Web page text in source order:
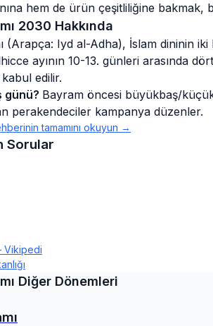
hem de ürün çeşitliliğine bakmak,
2030 Hakkında
(Arapça: Iyd al-Adha), İslam dininin
ayının 10-13. günleri arasında
edilir.
günü? Bayram öncesi büyükbaş/
perakendeciler kampanya düzenler.
tamamını okuyun →
Sorular
Vikipedi
Diğer Dönemleri